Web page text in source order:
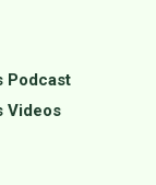
Podcast
Videos